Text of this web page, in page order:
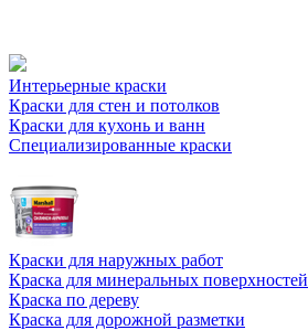
Интерьерные краски
Краски для стен и потолков
Краски для кухонь и ванн
Специализированные краски
Краски для наружных работ
Краска для минеральных поверхностей
Краска по дереву
Краска для дорожной разметки